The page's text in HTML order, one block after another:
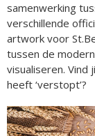
samenwerking
verschillende
artwork voor
tussen de
visualiseren.
heeft ‘verstopt’?